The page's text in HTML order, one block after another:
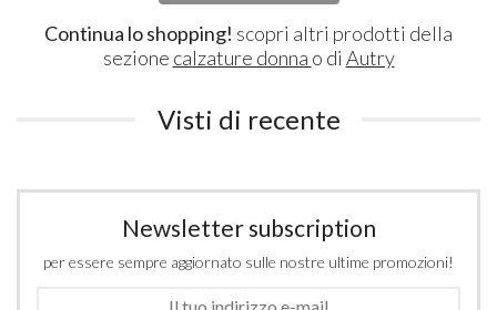
Continua lo shopping! scopri altri prodotti della
sezione calzature donna o di Autry
Visti di recente
Newsletter subscription
per essere sempre aggiornato sulle nostre ultime promozioni!